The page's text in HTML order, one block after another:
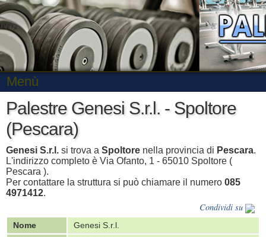
Menù
Palestre Genesi S.r.l. - Spoltore
(Pescara)
Genesi S.r.l. si trova a Spoltore nella provincia di Pescara.
L'indirizzo completo è Via Ofanto, 1 - 65010 Spoltore (
Pescara ).
Per contattare la struttura si può chiamare il numero 085
4971412.
Condividi su
Nome
Genesi S.r.l.